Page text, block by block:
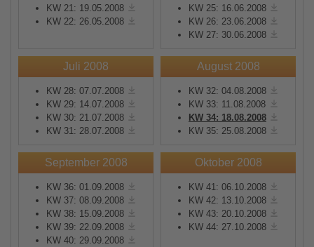
KW 21: 19.05.2008
KW 22: 26.05.2008
KW 25: 16.06.2008
KW 26: 23.06.2008
KW 27: 30.06.2008
Juli 2008
KW 28: 07.07.2008
KW 29: 14.07.2008
KW 30: 21.07.2008
KW 31: 28.07.2008
August 2008
KW 32: 04.08.2008
KW 33: 11.08.2008
KW 34: 18.08.2008
KW 35: 25.08.2008
September 2008
KW 36: 01.09.2008
KW 37: 08.09.2008
KW 38: 15.09.2008
KW 39: 22.09.2008
KW 40: 29.09.2008
Oktober 2008
KW 41: 06.10.2008
KW 42: 13.10.2008
KW 43: 20.10.2008
KW 44: 27.10.2008